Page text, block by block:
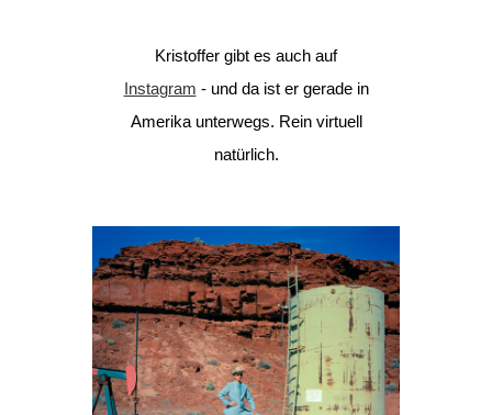
Kristoffer gibt es auch auf
Instagram - und da ist er gerade in
Amerika unterwegs. Rein virtuell
natürlich.